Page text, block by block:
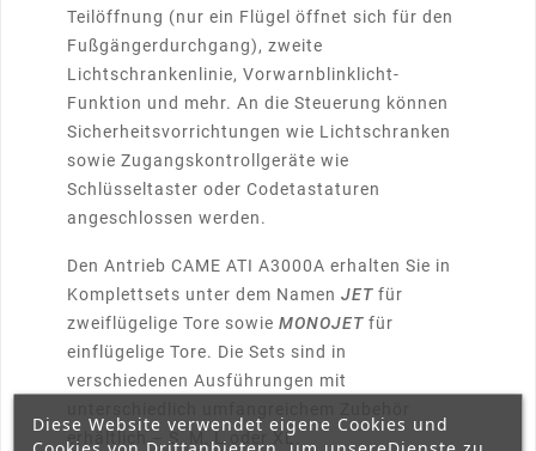
Teilöffnung (nur ein Flügel öffnet sich für den
Fußgängerdurchgang), zweite
Lichtschrankenlinie, Vorwarnblinklicht-
Funktion und mehr. An die Steuerung können
Sicherheitsvorrichtungen wie Lichtschranken
sowie Zugangskontrollgeräte wie
Schlüsseltaster oder Codetastaturen
angeschlossen werden.
Den Antrieb CAME ATI A3000A erhalten Sie in
Komplettsets unter dem Namen JET für
zweiflügelige Tore sowie MONOJET für
einflügelige Tore. Die Sets sind in
verschiedenen Ausführungen mit
erhältlich – S, M, L oder XL.
Diese Website verwendet eigene Cookies und